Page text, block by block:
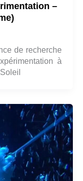
–
de recherche
à